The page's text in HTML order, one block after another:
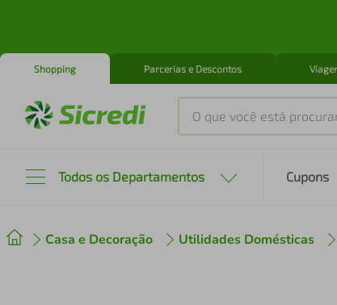
Shopping Parcerias e Descontos
O que você está
Todos os Departamentos Cupons
Casa e Decoração Utilidades Domésticas
º cafeteira